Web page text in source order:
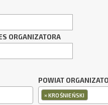
ORGANIZATORA
POWIAT
×KROŚNIEŃSKI